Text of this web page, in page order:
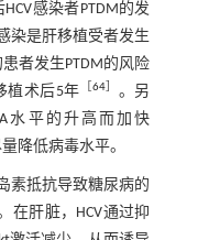
感染者PTDM的发
染是肝移植受者发生
者发生PTDM的风险
植术后5年
64
。另
水平的升高而加快
降低病毒水平。
素抵抗导致糖尿病的
在肝脏，HCV通过抑